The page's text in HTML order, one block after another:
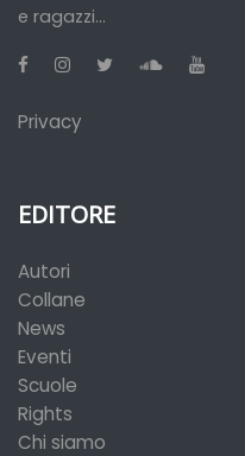
e ragazzi...
Privacy
EDITORE
Autori
Collane
News
Eventi
Scuole
Rights
Chi siamo